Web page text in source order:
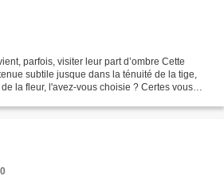
parfois, visiter leur part d’ombre Cette
subtile jusque dans la ténuité de la tige,
la fleur, l'avez-vous choisie ? Certes vous